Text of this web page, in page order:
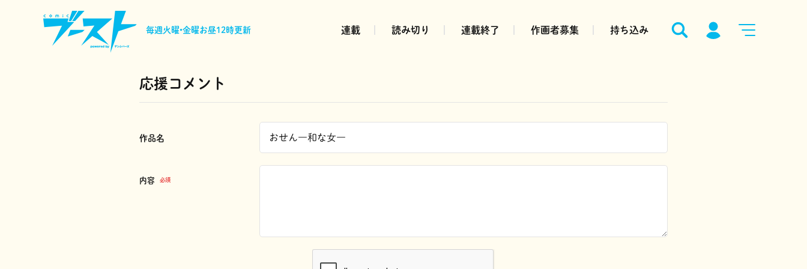
毎週火曜•金曜お昼12時更新 連載 読み切り 連載終了 作画者募集 持ち込み
応援コメント
作品名
内容